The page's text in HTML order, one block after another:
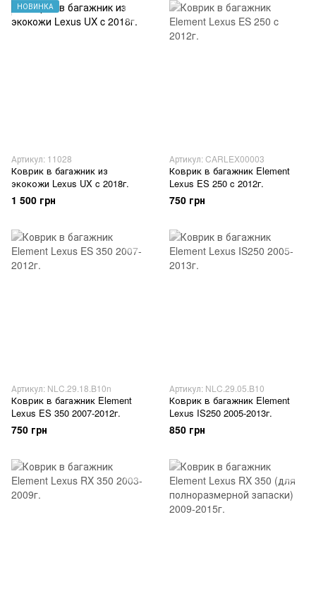
НОВИНКА
Артикул: 11028
Коврик в багажник из
экокожи Lexus UX c 2018г.
1 500 грн
Артикул: CARLEX00003
Коврик в багажник Element
Lexus ES 250 c 2012г.
750 грн
Артикул: NLC.29.18.B10n
Коврик в багажник Element
Lexus ES 350 2007-2012г.
750 грн
Артикул: NLC.29.05.B10
Коврик в багажник Element
Lexus IS250 2005-2013г.
850 грн